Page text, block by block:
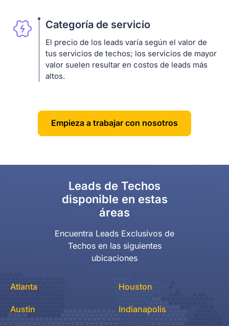
Categoría de servicio
El precio de los leads varía según el valor de
tus servicios de techos; los servicios de mayor
valor suelen resultar en costos de leads más
altos.
Empieza a trabajar con nosotros
Leads de Techos
disponible en estas
áreas
Encuentra Leads Exclusivos de
Techos en las siguientes
ubicaciones
Atlanta
Austin
Houston
Indianapolis